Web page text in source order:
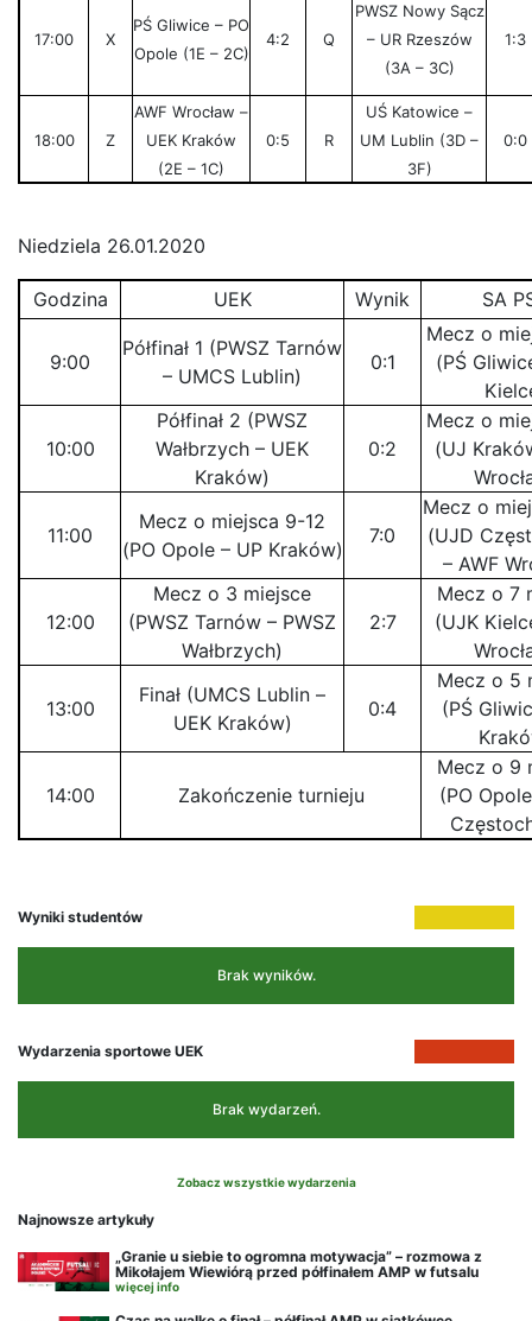
17:00 X
PŚ Gliwice – PO
Opole (1E – 2C)
4:2 Q
PWSZ Nowy Sącz
– UR Rzeszów
(3A – 3C)
1:3
18:00 Z
AWF Wrocław –
UEK Kraków
(2E – 1C)
0:5 R
UŚ Katowice –
UM Lublin (3D –
3F)
0:0
Niedziela 26.01.2020
Godzina UEK Wynik SA
9:00
Półfinał 1 (PWSZ Tarnów
– UMCS Lublin)
0:1
Mecz o
(PŚ
10:00
Półfinał 2 (PWSZ
Wałbrzych – UEK
Kraków)
0:2
Mecz o
(UJ
11:00
Mecz o miejsca 9-12
(PO Opole – UP Kraków)
7:0
Mecz o
(UJD
– AWF
12:00
Mecz o 3 miejsce
(PWSZ Tarnów – PWSZ
Wałbrzych)
2:7
Mecz o 7
(UJK
13:00
Finał (UMCS Lublin –
UEK Kraków)
0:4
Mecz o 5
(PŚ
14:00 Zakończenie turnieju
Mecz o 9
(PO
Wyniki studentów
Brak wyników.
Wydarzenia sportowe UEK
Brak wydarzeń.
Zobacz wszystkie wydarzenia
Najnowsze artykuły
„Granie u siebie to ogromna motywacja” – rozmowa z
Mikołajem Wiewiórą przed półfinałem AMP w futsalu
więcej info